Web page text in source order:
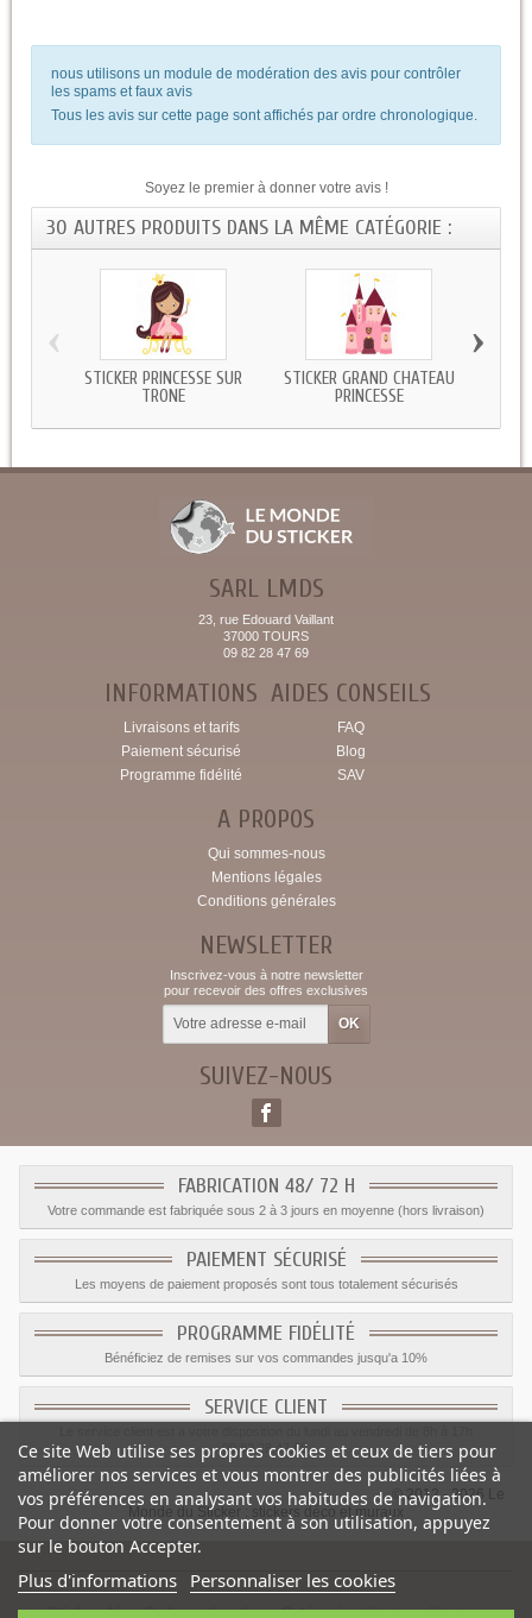
nous utilisons un module de modération des avis pour contrôler
les spams et faux avis
Tous les avis sur cette page sont affichés par ordre chronologique.
Soyez le premier à donner votre avis !
30 AUTRES PRODUITS DANS LA MÊME CATÉGORIE :
STICKER PRINCESSE SUR
TRONE
STICKER GRAND CHATEAU
PRINCESSE
‹ ›
SARL LMDS
23, rue Edouard Vaillant
37000 TOURS
09 82 28 47 69
INFORMATIONS
Livraisons et tarifs
Paiement sécurisé
Programme fidélité
AIDES CONSEILS
FAQ
Blog
SAV
A PROPOS
Qui sommes-nous
Mentions légales
Conditions générales
NEWSLETTER
Inscrivez-vous à notre newsletter
pour recevoir des offres exclusives
SUIVEZ-NOUS
FABRICATION 48/ 72 H
Votre commande est fabriquée sous 2 à 3 jours en moyenne (hors livraison)
PAIEMENT SÉCURISÉ
Les moyens de paiement proposés sont tous totalement sécurisés
PROGRAMME FIDÉLITÉ
Bénéficiez de remises sur vos commandes jusqu'a 10%
SERVICE CLIENT
09.82.28.47.69.
© 2012 - 2026 Le
Monde du Sticker :
stickers déco et muraux
Sticker déco Cadeau chambre-Catégorie:Stickers Chateau
Ce site Web utilise ses propres cookies et ceux de tiers pour
améliorer nos services et vous montrer des publicités liées à
vos préférences en analysant vos habitudes de navigation.
Pour donner votre consentement à son utilisation, appuyez
sur le bouton Accepter.
Plus d'informations Personnaliser les cookies